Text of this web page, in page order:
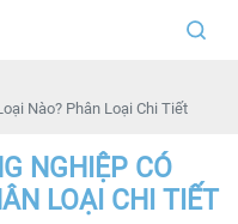
Nào? Phân Loại Chi Tiết
NGHIỆP CÓ
LOẠI CHI TIẾT